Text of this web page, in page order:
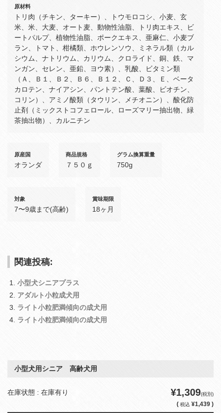
原材料
トリ肉（チキン、ターキー）、トウモロコシ、小麦、玄
米、米、大麦、オート麦、動物性油脂、トリ肉エキス、ビ
ートパルプ、植物性油脂、ポークエキス、亜麻仁、小麦ブ
ラン、トマト、柑橘類、ホウレンソウ、ミネラル類（カル
シウム、ナトリウム、カリウム、クロライド、銅、鉄、マ
ンガン、セレン、亜鉛、ヨウ素）、乳酸、ビタミン類
（Ａ、Ｂ１、Ｂ２、Ｂ６、Ｂ１２、Ｃ、Ｄ３、Ｅ、ベータ
カロテン、ナイアシン、パントテン酸、葉酸、ビオチン、
コリン）、アミノ酸類（タウリン、メチオニン）、酸化防
止剤（ミックストコフェロール、ローズマリー抽出物、緑
茶抽出物）、カルニチン
原産国
オランダ
商品規格
７５０ｇ
グラム換算重量
750g
対象
7〜9歳まで(高齢)
賞味期限
18ヶ月
関連投稿:
小型犬シニアプラス
アダルト小粒成犬用
ライト小粒肥満傾向の成犬用
ライト小粒肥満傾向の成犬用
小型犬用シニア 高齢犬用
在庫状態 : 在庫有り ¥1,309(税別)
( 税込 ¥1,439 )